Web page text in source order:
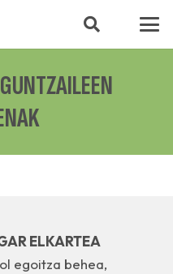
ELKARTEA
egoitza behea,